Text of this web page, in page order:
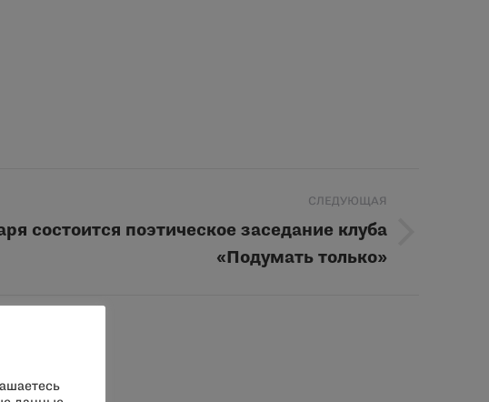
СЛЕДУЮЩАЯ
состоится поэтическое заседание клуба
«Подумать только»